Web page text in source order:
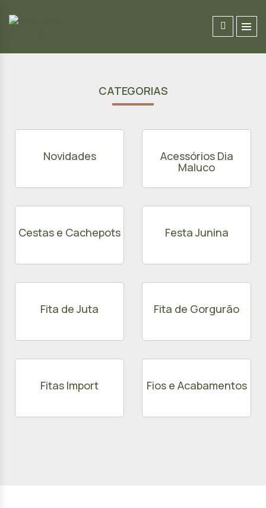
CATEGORIAS
Novidades Acessórios Dia
Maluco
Cestas e Cachepots Festa Junina
Fita de Juta Fita de Gorgurão
Fitas Import Fios e Acabamentos